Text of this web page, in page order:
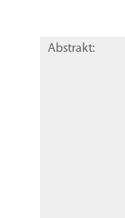
Abstrakt: